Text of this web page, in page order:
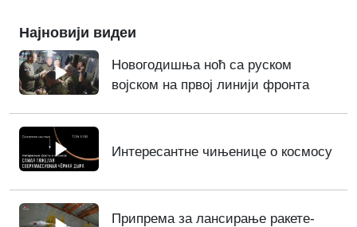
Најновији видеи
Новогодишња ноћ са руском
војском на првој линији фронта
Интересантне чињенице о космосу
Припрема за лансирање ракете-